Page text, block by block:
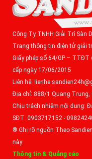
Công Ty TNHH Giải Trí Sàn
Trang thông tin điện tử giải
Giấy phép số 64/GP – TTĐT
cấp ngày 17/06/2015
Liên hệ:
Địa chỉ: 888/1 Quang Trung,
Chịu trách nhiệm nội dung:
SĐT: 0903717152 -
® Ghi rõ nguồn Theo
này
Thông tin & Quảng cáo